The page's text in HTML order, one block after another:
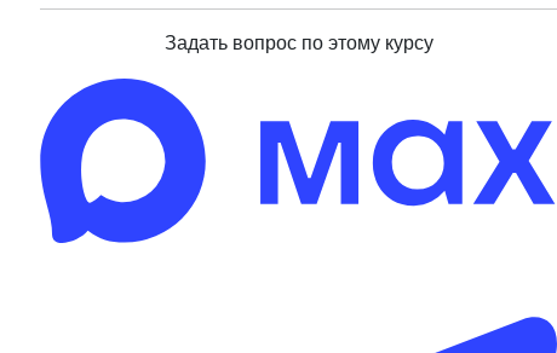
Задать вопрос по этому курсу